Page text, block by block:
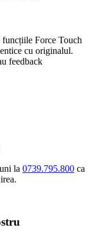
funcțiile Force Touch
cu originalul.
feedback
la 0739.795.800 ca